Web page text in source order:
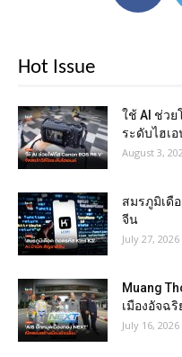
Hot Issue
ใช้ AI ช่วย
ระดับไฮเ
August 3,
สมรภูมิเดื
จีน
July 27, 2026
Muang
เมืองอัจฉ
July 16, 2026